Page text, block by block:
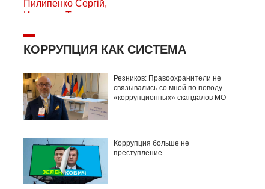
КОРРУПЦИЯ КАК СИСТЕМА
Резников: Правоохранители не
связывались со мной по поводу
«коррупционных» скандалов МО
Коррупция больше не
преступление